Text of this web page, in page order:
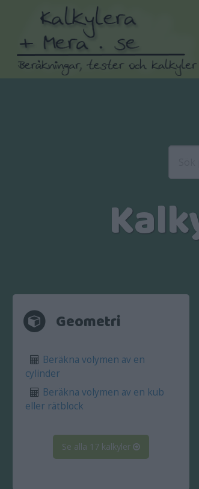
Geometri
Beräkna volymen av en
cylinder
Beräkna volymen av en kub
eller rätblock
Se alla 17 kalkyler